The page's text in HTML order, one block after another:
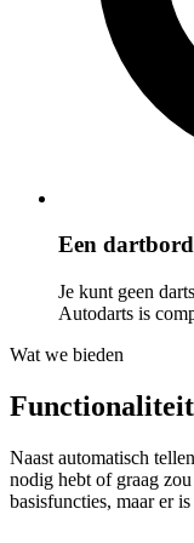
Een
Je kunt geen
Autodarts is
Wat we bieden
Naast automatisch
nodig hebt of graag
basisfuncties, maar er